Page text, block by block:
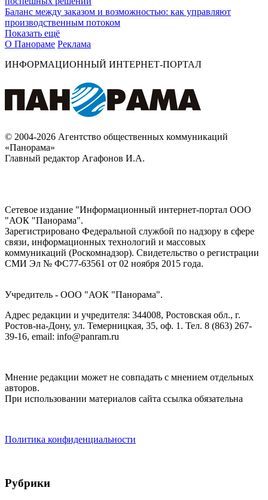
Баланс между заказом и возможностью: как управляют
производственным потоком
Показать ещё
О Панораме Реклама
ИНФОРМАЦИОННЫЙ ИНТЕРНЕТ-ПОРТАЛ
© 2004-2026 Агентство общественных коммуникаций
«Панорама»
Главный редактор Агафонов И.А.
Сетевое издание "Информационный интернет-портал ООО
"АОК "Панорама".
Зарегистрировано Федеральной службой по надзору в сфере
связи, информационных технологий и массовых
коммуникаций (Роскомнадзор). Cвидетельство о регистрации
СМИ Эл № ФС77-63561 от 02 ноября 2015 года.
Учредитель - ООО "АОК "Панорама".
Адрес редакции и учредителя: 344008, Ростовская обл., г.
Ростов-на-Дону, ул. Темерницкая, 35, оф. 1. Тел. 8 (863) 267-
39-16, email: info@panram.ru
Мнение редакции может не совпадать с мнением отдельных
авторов.
При использовании материалов сайта ссылка обязательна
Политика конфиденциальности
Рубрики